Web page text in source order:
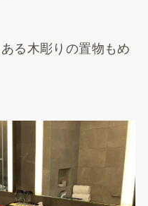
る木彫りの置物もめ